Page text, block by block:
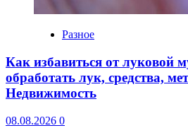
Разное
Как избавиться от луковой
обработать лук, средства,
Недвижимость
08.08.2026 0